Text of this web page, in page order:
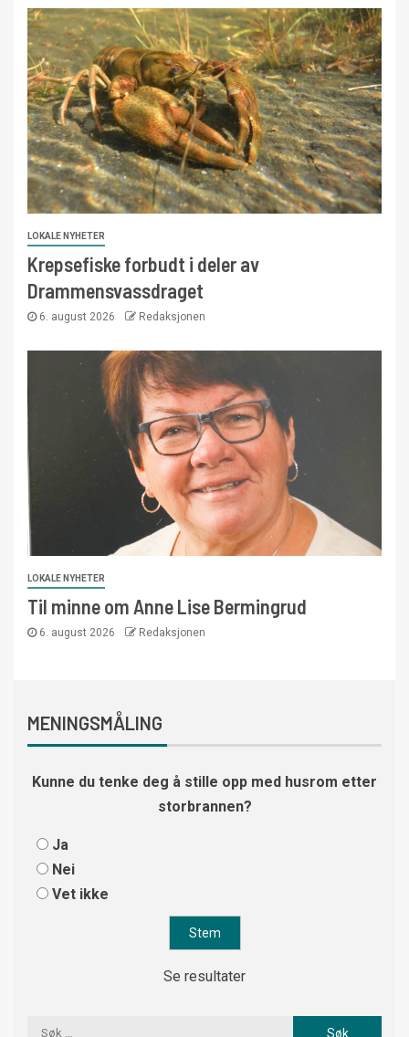
LOKALE NYHETER
Krepsefiske forbudt i deler av
Drammensvassdraget
6. august 2026 Redaksjonen
LOKALE NYHETER
Til minne om Anne Lise Bermingrud
6. august 2026 Redaksjonen
MENINGSMÅLING
Kunne du tenke deg å stille opp med husrom etter
storbrannen?
Ja
Nei
Vet ikke
Se resultater